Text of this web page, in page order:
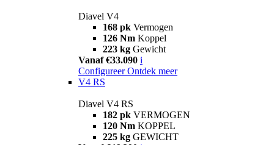
Diavel V4
168 pk Vermogen
126 Nm Koppel
223 kg Gewicht
Vanaf €33.090 i
Configureer Ontdek meer
V4 RS
Diavel V4 RS
182 pk VERMOGEN
120 Nm KOPPEL
225 kg GEWICHT